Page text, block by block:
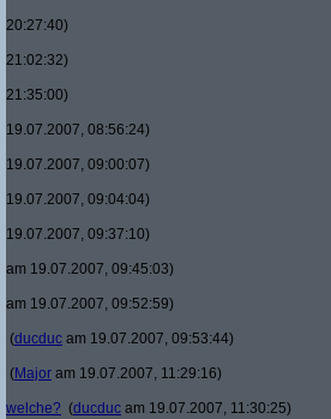
20:27:40)
21:02:32)
21:35:00)
19.07.2007, 08:56:24)
19.07.2007, 09:00:07)
19.07.2007, 09:04:04)
19.07.2007, 09:37:10)
am 19.07.2007, 09:45:03)
am 19.07.2007, 09:52:59)
(ducduc am 19.07.2007, 09:53:44)
(Major am 19.07.2007, 11:29:16)
welche? (ducduc am 19.07.2007, 11:30:25)